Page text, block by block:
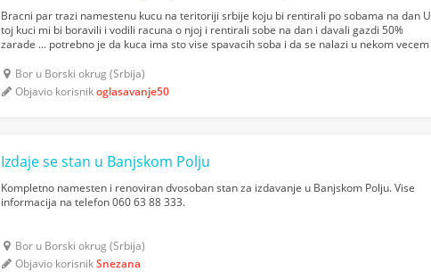
Bracni par trazi namestenu kucu na teritoriji srbije koju bi rentirali po sobama na dan U
toj kuci mi bi boravili i vodili racuna o njoj i rentirali sobe na dan i davali gazdi 50%
zarade ... potrebno je da kuca ima sto vise spavacih soba i da se nalazi u nekom vecem
Bor u Borski okrug (Srbija)
Objavio korisnikoglasavanje50
Izdaje se stan u Banjskom Polju
Kompletno namesten i renoviran dvosoban stan za izdavanje u Banjskom Polju. Vise
informacija na telefon 060 63 88 333.
Bor u Borski okrug (Srbija)
Objavio korisnikSnezana